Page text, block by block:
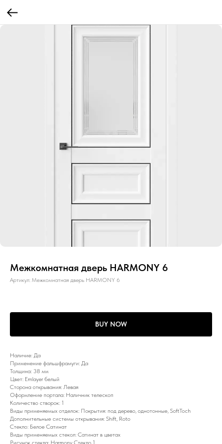
Межкомнатная дверь HARMONY 6
Артикул: Межкомнатная дверь HARMONY 6
BUY NOW
Наличие: Да
Применение фальшфрамуги: Да
Толщина: 38 мм
Цвет: Emlayer белый
Сторона открывания: Левая
Оформление портала: Наличник телескоп
Количество створок: 1
Виды применяемых отделок: Покрытия: под дерево, однотонные, SoftToch
Дополнительные системы открывания: Shift, Roto
Стекло: Белое Сатинат
Виды применяемых стекол: Сатинат в цветах